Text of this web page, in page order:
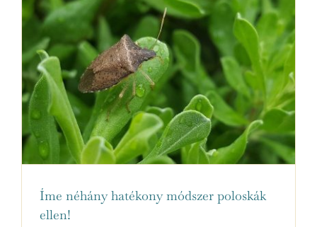
Íme néhány hatékony módszer poloskák
ellen!